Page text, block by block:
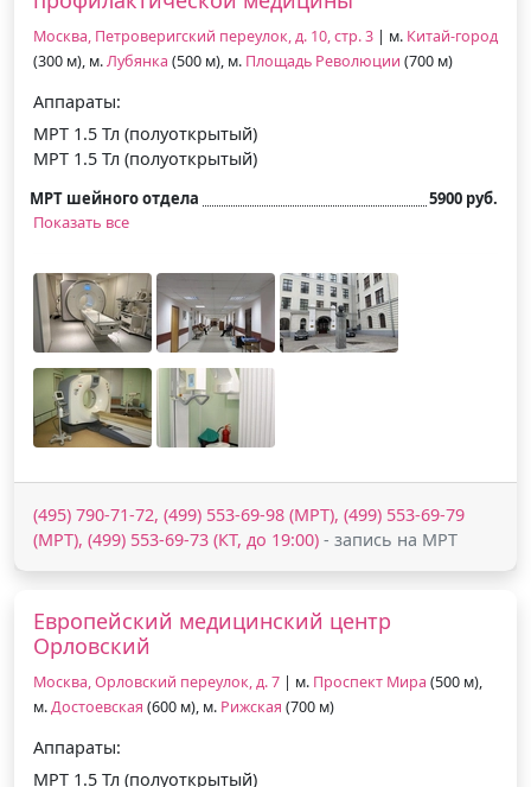
Москва, Петроверигский переулок, д. 10, стр. 3 | м. Китай-город
(300 м), м.Лубянка (500 м), м. Площадь Революции (700 м)
Аппараты:
МРТ 1.5 Тл (полуоткрытый)
МРТ 1.5 Тл (полуоткрытый)
МРТ шейного отдела
5900 руб.
Показать все
(495) 790-71-72, (499) 553-69-98 (МРТ), (499) 553-69-79
(МРТ), (499) 553-69-73 (КТ, до 19:00) - запись на МРТ
Европейский медицинский центр
Орловский
Москва, Орловский переулок, д. 7 | м. Проспект Мира (500 м),
м.Достоевская (600 м), м. Рижская (700 м)
Аппараты:
МРТ 1.5 Тл (полуоткрытый)